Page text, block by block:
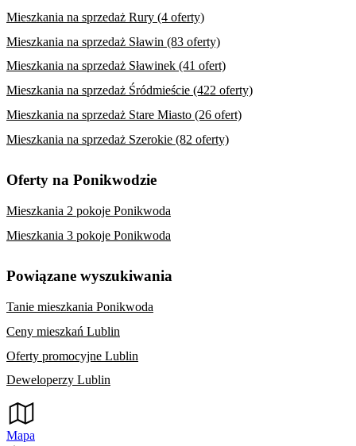
Mieszkania na sprzedaż Rury (4 oferty)
Mieszkania na sprzedaż Sławin (83 oferty)
Mieszkania na sprzedaż Sławinek (41 ofert)
Mieszkania na sprzedaż Śródmieście (422 oferty)
Mieszkania na sprzedaż Stare Miasto (26 ofert)
Mieszkania na sprzedaż Szerokie (82 oferty)
Oferty na Ponikwodzie
Mieszkania 2 pokoje Ponikwoda
Mieszkania 3 pokoje Ponikwoda
Powiązane wyszukiwania
Tanie mieszkania Ponikwoda
Ceny mieszkań Lublin
Oferty promocyjne Lublin
Deweloperzy Lublin
Mapa